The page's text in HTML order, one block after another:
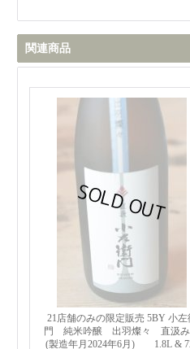
関連商品
21店舗のみの限定販売 5BY 小左
門 純米吟醸 出羽燦々 直汲
(製造年月2024年6月) 1.8L &